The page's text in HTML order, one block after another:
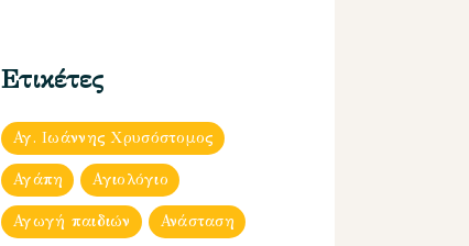
Ετικέτες
Αγ. Ιωάννης Χρυσόστομος
Αγάπη Αγιολόγιο
Αγωγή παιδιών Ανάσταση